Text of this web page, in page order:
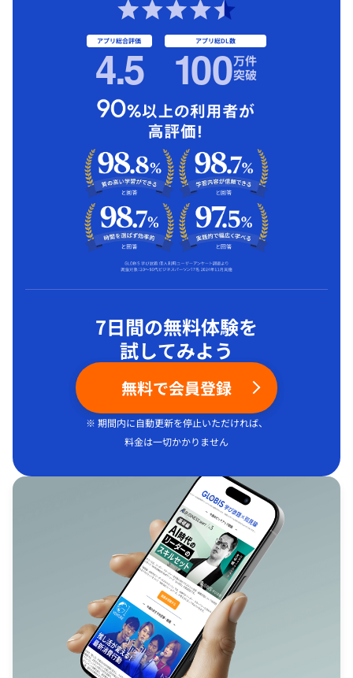
アプリ総合評価
4.5 アプリ総DL数
100万件
突破
7日間の無料体験を
試してみよう
無料で会員登録
※ 期間内に自動更新を停止いただければ、
料金は一切かかりません